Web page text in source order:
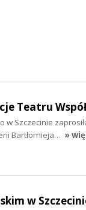
Teatru
w Szczecinie
Bartłomieja… »
w